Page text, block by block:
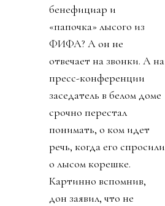
бенефициар и
«папочка» лысого из
ФИФА? А он не
отвечает на звонки. А на
пресс-конференции
заседатель в белом доме
срочно перестал
понимать, о ком идет
речь, когда его спросили
о лысом корешке.
Картинно вспомнив,
дон заявил, что не